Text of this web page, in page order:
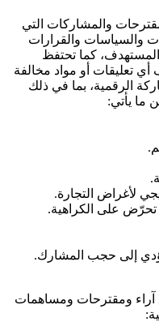
والمشاركات التي
والسياسات والقرارات
المستهدف، كما تحتفظ
أي تعليقات أو مواد مخالفة
الرقمية، بما في ذلك
ما يأتي:
لأغراض التجارة.
تحرّض على الكراهية.
إلى حجب المشارك.
آراء ومقترحات ومساهمات